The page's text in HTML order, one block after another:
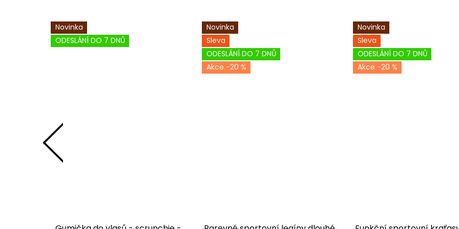
Novinka
ODESLÁNÍ DO 7 DNŮ
Novinka
Sleva
ODESLÁNÍ DO 7 DNŮ
-20 %
Novinka
Sleva
ODESLÁNÍ DO 7 DNŮ
-20 %